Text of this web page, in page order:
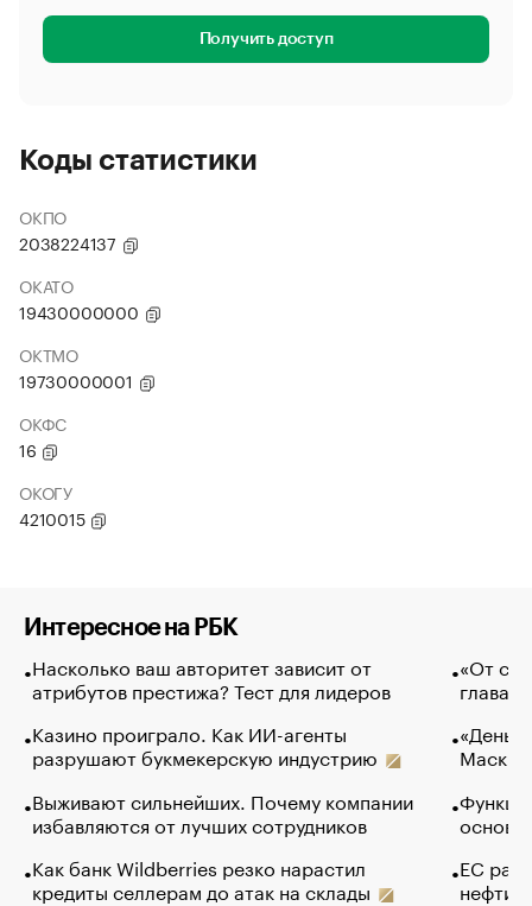
Получить доступ
Коды статистики
ОКПО
2038224137
ОКАТО
19430000000
ОКТМО
19730000001
ОКФС
16
ОКОГУ
4210015
Интересное на РБК
Насколько ваш авторитет зависит от
атрибутов престижа? Тест для лидеров
Казино проиграло. Как ИИ-агенты
разрушают букмекерскую индустрию
Выживают сильнейших. Почему компании
избавляются от лучших сотрудников
Как банк Wildberries резко нарастил
кредиты селлерам до атак на склады
«От
глава
Маск в
основ
ЕС
нефти